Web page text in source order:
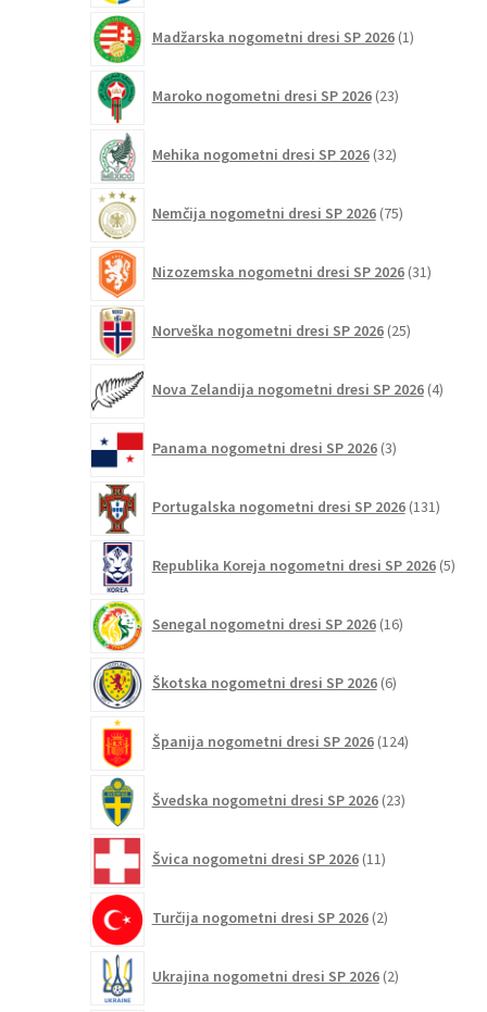
Madžarska nogometni dresi SP 2026 1izdelek
Maroko nogometni dresi SP 2026 23izdelkov
Mehika nogometni dresi SP 2026 32izdelkov
Nemčija nogometni dresi SP 2026 75izdelkov
Nizozemska nogometni dresi SP 2026 31izdelkov
Norveška nogometni dresi SP 2026 25izdelkov
Nova Zelandija nogometni dresi SP 2026 4izdelki
Panama nogometni dresi SP 2026 3izdelki
Portugalska nogometni dresi SP 2026 131
Republika Koreja nogometni dresi SP 2026 5
Senegal nogometni dresi SP 2026 16izdelkov
Škotska nogometni dresi SP 2026 6izdelkov
Španija nogometni dresi SP 2026 124izdelkov
Švedska nogometni dresi SP 2026 23izdelkov
Švica nogometni dresi SP 2026 11izdelkov
Turčija nogometni dresi SP 2026 2izdelka
Ukrajina nogometni dresi SP 2026 2izdelka